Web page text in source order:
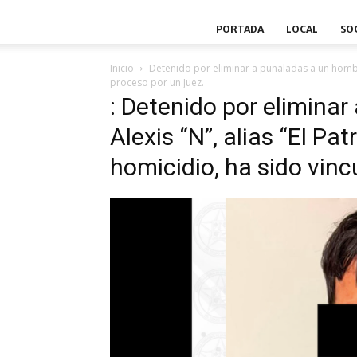
PORTADA LOCAL
Inicio Detenido por eliminar a puñaladas a un
proceso por un Juez.
: Detenido por
Alexis “N”, alias “El
homicidio, ha sido